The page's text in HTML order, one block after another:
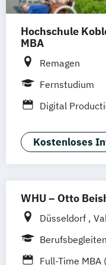
Hochschule
MBA
Remagen
Fernstudium
Digital
Gesundheits-
Leadership
Kostenloses
WHU – Otto
Düsseldorf
Fernstudium
Full-Time MBA